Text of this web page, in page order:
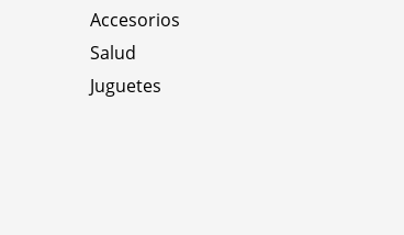
Accesorios
Salud
Juguetes